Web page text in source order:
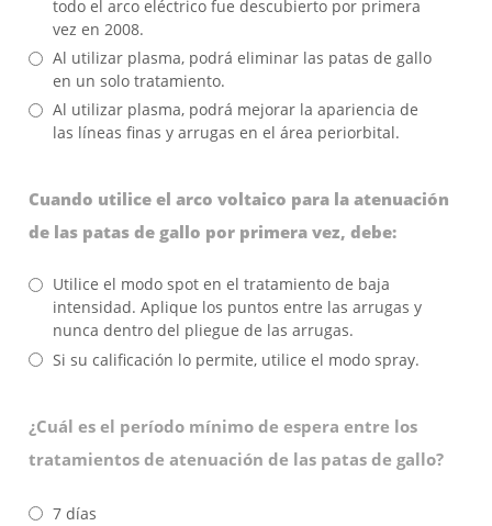
todo el arco eléctrico fue descubierto por primera
vez en 2008.
Al utilizar plasma, podrá eliminar las patas de gallo
en un solo tratamiento.
Al utilizar plasma, podrá mejorar la apariencia de
las líneas finas y arrugas en el área periorbital.
Cuando utilice el arco voltaico para la atenuación
de las patas de gallo por primera vez, debe:
Utilice el modo spot en el tratamiento de baja
intensidad. Aplique los puntos entre las arrugas y
nunca dentro del pliegue de las arrugas.
Si su calificación lo permite, utilice el modo spray.
¿Cuál es el período mínimo de espera entre los
tratamientos de atenuación de las patas de gallo?
7 días